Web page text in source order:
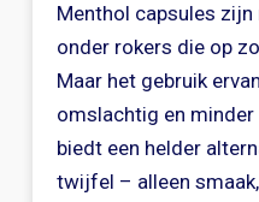
Menthol capsules
onder rokers die op
Maar het gebruik
omslachtig en
biedt een helder
twijfel – alleen